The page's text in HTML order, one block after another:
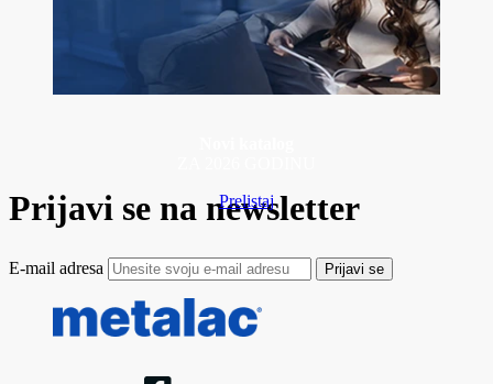
Prelistaj
Prijavi se na newsletter
E-mail adresa Prijavi se